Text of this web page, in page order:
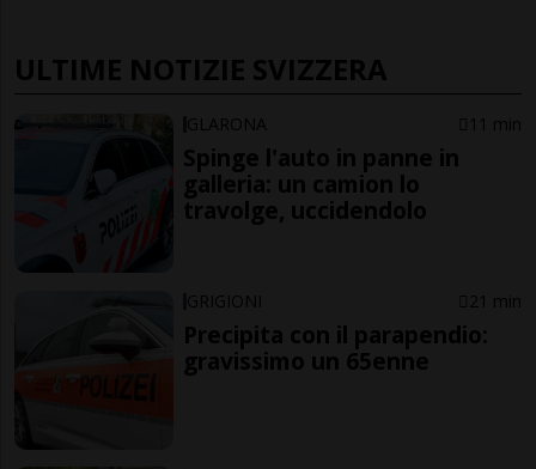
ULTIME NOTIZIE SVIZZERA
GLARONA 11 min
Spinge l'auto in panne in
galleria: un camion lo
travolge, uccidendolo
GRIGIONI 21 min
Precipita con il parapendio:
gravissimo un 65enne